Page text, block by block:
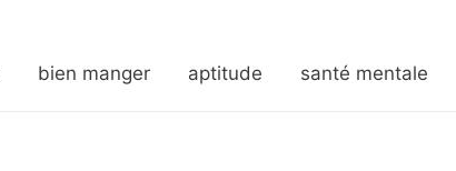
bien manger aptitude santé mentale